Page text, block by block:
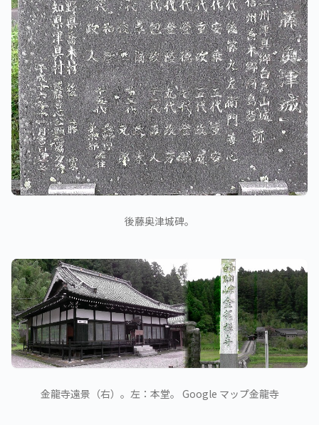
後藤奥津城碑。
金龍寺遠景（右）。左：本堂。 Google マップ金龍寺